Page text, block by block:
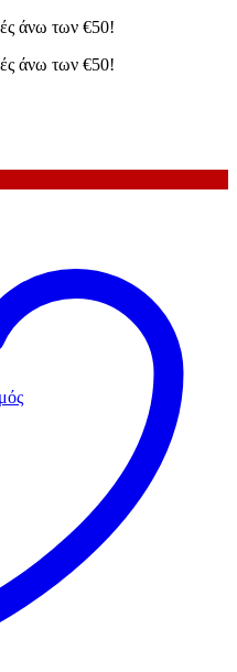
άνω των €50!
άνω των €50!